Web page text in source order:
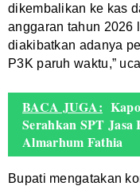
dikembalikan ke kas
anggaran tahun 2026
diakibatkan adanya
P3K paruh waktu,”
BACA JUGA:
Serahkan SPT Jasa
Almarhum Fathia
Bupati mengatakan